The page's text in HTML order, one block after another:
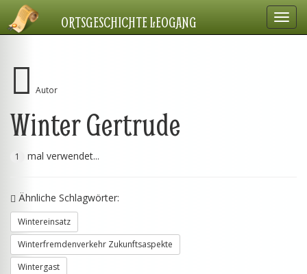
ORTSGESCHICHTE LEOGANG
Autor
Winter Gertrude
1 mal verwendet...
Ähnliche Schlagwörter:
Wintereinsatz
Winterfremdenverkehr Zukunftsaspekte
Wintergast